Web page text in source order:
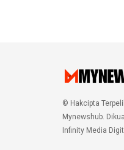
© Hakcipta
Mynewshub.
Infinity Media